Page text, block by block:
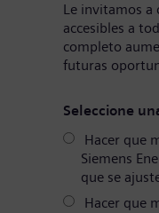
Le invitamos a
accesibles a
completo
futuras
Seleccione
Hacer que
Siemens
que se
Hacer que